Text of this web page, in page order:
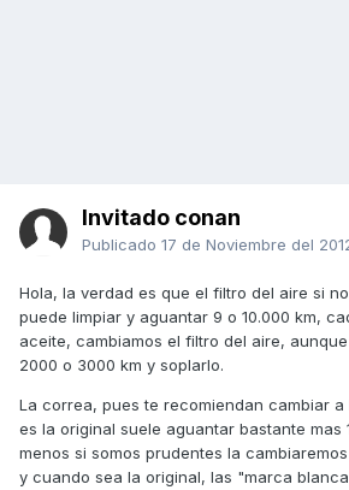
Invitado conan
Publicado 17 de Noviembre del
Hola, la verdad es que el filtro del aire si
puede limpiar y aguantar 9 o 10.000 km,
aceite, cambiamos el filtro del aire,
2000 o 3000 km y soplarlo.
La correa, pues te recomiendan cambiar a
es la original suele aguantar bastante mas
menos si somos prudentes la
y cuando sea la original, las "marca